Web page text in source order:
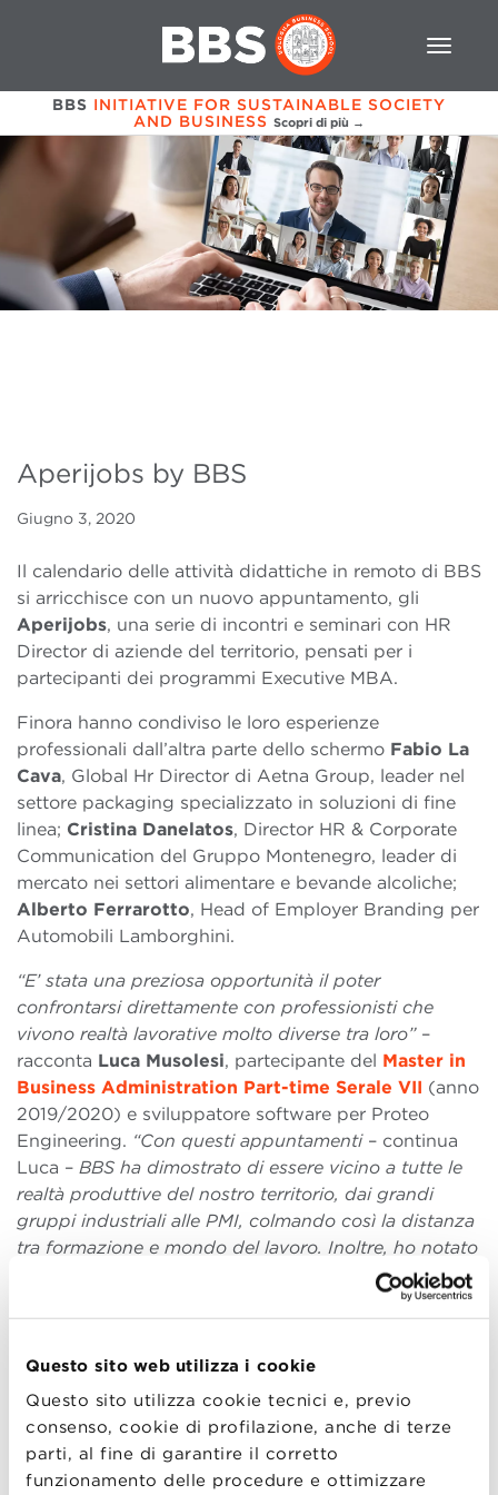
Questo sito web utilizza i cookie
Questo sito utilizza cookie tecnici e, previo
consenso, cookie di profilazione, anche di terze
parti, al fine di garantire il corretto
funzionamento delle procedure e ottimizzare
BBS INITIATIVE FOR SUSTAINABLE SOCIETY
AND BUSINESS Scopri di più →
Aperijobs by BBS
Giugno 3, 2020
Il calendario delle attività didattiche in remoto di BBS
si arricchisce con un nuovo appuntamento, gli
Aperijobs, una serie di incontri e seminari con HR
Director di aziende del territorio, pensati per i
partecipanti dei programmi Executive MBA.
Finora hanno condiviso le loro esperienze
professionali dall’altra parte dello schermo Fabio La
Cava, Global Hr Director di Aetna Group, leader nel
settore packaging specializzato in soluzioni di fine
linea; Cristina Danelatos, Director HR & Corporate
Communication del Gruppo Montenegro, leader di
mercato nei settori alimentare e bevande alcoliche;
Alberto Ferrarotto, Head of Employer Branding per
Automobili Lamborghini.
“E’ stata una preziosa opportunità il poter
confrontarsi direttamente con professionisti che
vivono realtà lavorative molto diverse tra loro”–
racconta Luca Musolesi, partecipante del Master in
Business Administration Part-time Serale VII (anno
2019/2020) e sviluppatore software per Proteo
Engineering. “Con questi appuntamenti– continua
Luca – BBS ha dimostrato di essere vicino a tutte le
realtà produttive del nostro territorio, dai grandi
gruppi industriali alle PMI, colmando così la distanza
tra formazione e mondo del lavoro. Inoltre, ho notato
che i professionisti coinvolti in modalità remota,
hanno potuto colloquiare con noi senza quella
riuscendo così a condividere liberamente i loro
Abbiamo potuto cogliere al meglio le loro storie,
percependo quella sicurezza e quel coraggio che gli
hanno permesso di superare le difﬁcoltà,
trasmettendoci consigli preziosi che ci risulteranno